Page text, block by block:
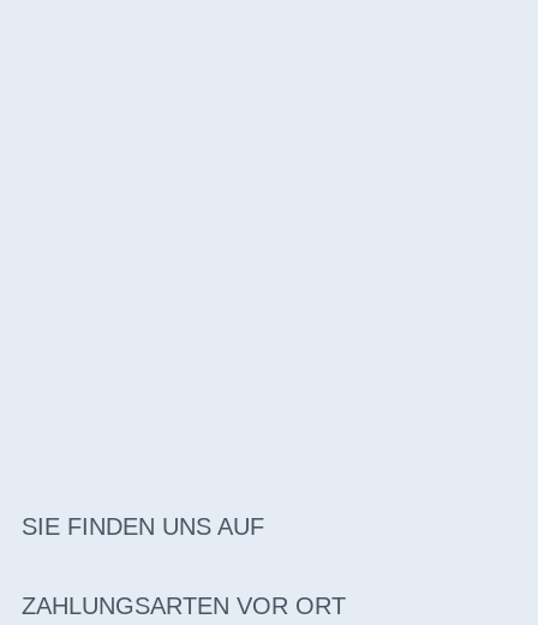
SIE FINDEN UNS AUF
ZAHLUNGSARTEN VOR ORT